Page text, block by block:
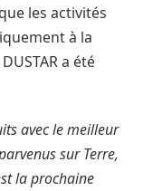
les activités
à la
a été
avec le meilleur
sur Terre,
la prochaine